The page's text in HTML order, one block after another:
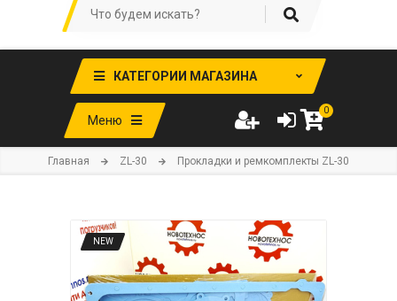
КАТЕГОРИИ МАГАЗИНА
Меню
0
Главная ZL-30 Прокладки и ремкомплекты ZL-30
NEW